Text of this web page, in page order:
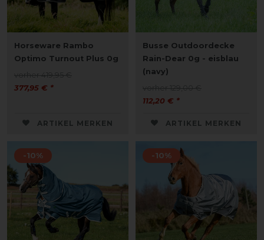
Horseware Rambo
Optimo Turnout Plus 0g
377,95 € *
ARTIKEL MERKEN
Busse Outdoordecke
Rain-Dear 0g - eisblau
(navy)
112,20 € *
ARTIKEL MERKEN
-10% -10%